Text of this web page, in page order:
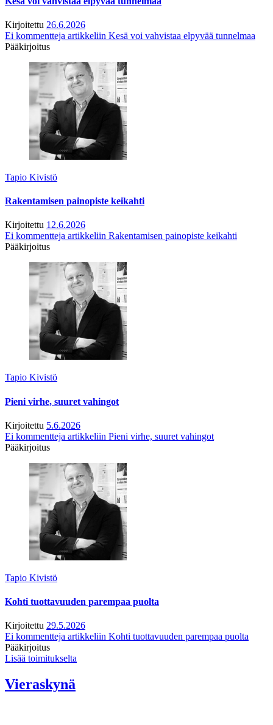
Kirjoitettu 26.6.2026
Ei kommentteja artikkeliin Kesä voi vahvistaa elpyvää tunnelmaa
Pääkirjoitus
Tapio Kivistö
Rakentamisen painopiste keikahti
Kirjoitettu 12.6.2026
Ei kommentteja artikkeliin Rakentamisen painopiste keikahti
Pääkirjoitus
Tapio Kivistö
Pieni virhe, suuret vahingot
Kirjoitettu 5.6.2026
Ei kommentteja artikkeliin Pieni virhe, suuret vahingot
Pääkirjoitus
Tapio Kivistö
Kohti tuottavuuden parempaa puolta
Kirjoitettu 29.5.2026
Ei kommentteja artikkeliin Kohti tuottavuuden parempaa puolta
Pääkirjoitus
Lisää toimitukselta
Vieraskynä